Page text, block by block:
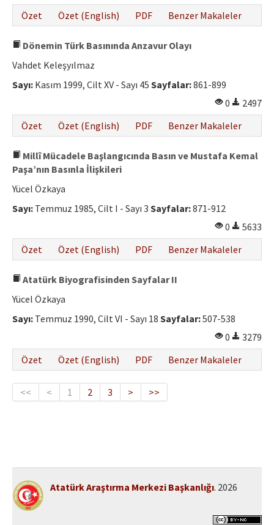
Özet
Özet (English) PDF Benzer Makaleler
Dönemin Türk Basınında Anzavur Olayı
Vahdet Keleşyılmaz
Sayı: Kasım 1999, Cilt XV - Sayı 45 Sayfalar:861-899
0
2497
Özet
Özet (English) PDF Benzer Makaleler
Millî Mücadele Başlangıcında Basın ve Mustafa Kemal
Paşa’nın Basınla İlişkileri
Yücel Özkaya
Sayı: Temmuz 1985, Cilt I - Sayı 3 Sayfalar:871-912
0
5633
Özet
Özet (English) PDF Benzer Makaleler
Atatürk Biyografisinden Sayfalar II
Yücel Özkaya
Sayı: Temmuz 1990, Cilt VI - Sayı 18 Sayfalar:507-538
0
3279
Özet
Özet (English) PDF Benzer Makaleler
<< < 1 2 3 > >>
Atatürk Araştırma Merkezi Başkanlığı. 2026